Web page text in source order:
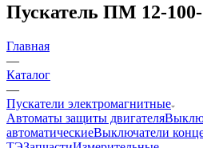
Пускатель ПМ 12-100-
Главная
—
Каталог
—
Пускатели электромагнитные
Автоматы защиты двигателя
автоматическиеВыключатели